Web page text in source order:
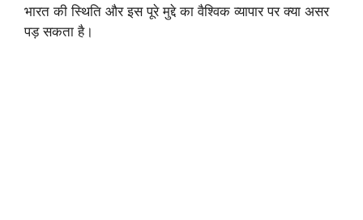
भारत की स्थिति और इस पूरे मुद्दे का वैश्विक व्यापार पर क्या असर
पड़ सकता है।